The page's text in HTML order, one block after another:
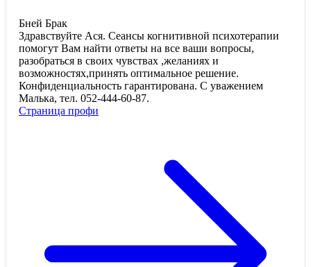
Бней Брак
Здравствуйте Ася. Сеансы когнитивной психотерапии
помогут Вам найти ответы на все ваши вопросы,
разобраться в своих чувствах ,желаниях и
возможностях,принять оптимальное решение.
Конфиденциальность гарантирована. С уважением
Малька, тел. 052-444-60-87.
Страница профи